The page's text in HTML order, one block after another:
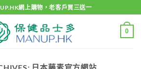
網上購物，老客戶買三送一
0